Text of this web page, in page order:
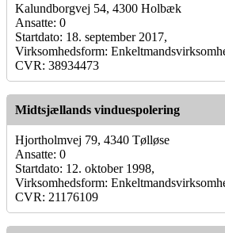
Kalundborgvej 54, 4300 Holbæk
Ansatte: 0
Startdato: 18. september 2017,
Virksomhedsform:
CVR: 38934473
Midtsjællands vinduespolering
Hjortholmvej 79, 4340 Tølløse
Ansatte: 0
Startdato: 12. oktober 1998,
Virksomhedsform:
CVR: 21176109